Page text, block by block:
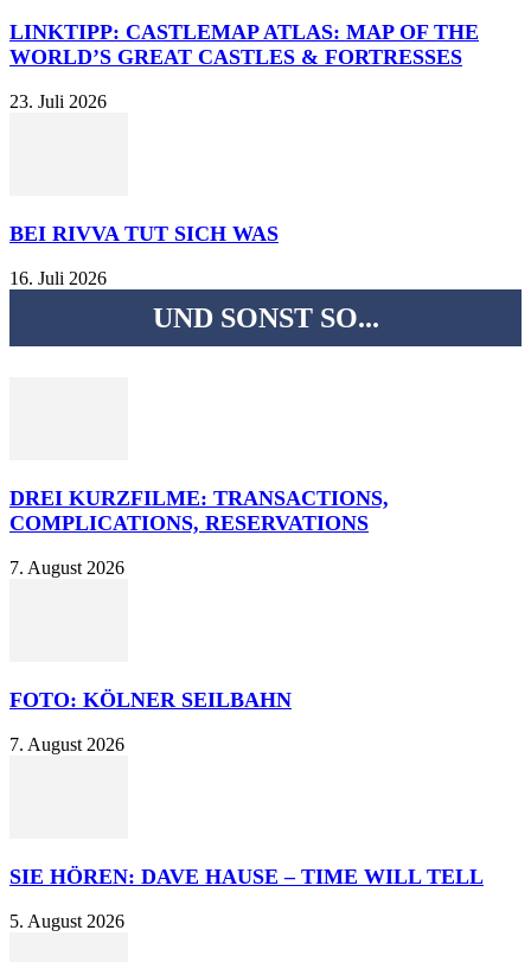
LINKTIPP: CASTLEMAP ATLAS: MAP OF THE
WORLD’S GREAT CASTLES & FORTRESSES
23. Juli 2026
BEI RIVVA TUT SICH WAS
16. Juli 2026
UND SONST SO...
DREI KURZFILME: TRANSACTIONS,
COMPLICATIONS, RESERVATIONS
7. August 2026
FOTO: KÖLNER SEILBAHN
7. August 2026
SIE HÖREN: DAVE HAUSE – TIME WILL TELL
5. August 2026